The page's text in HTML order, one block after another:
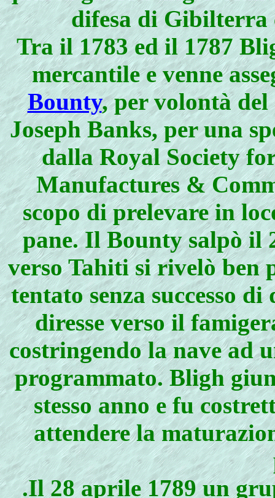
difesa di Gibilterra
Tra il 1783 ed il 1787
mercantile e venne
Bounty, per volontà
Joseph Banks, per una
dalla Royal Society
Manufactures &
scopo di prelevare in
pane. Il Bounty salpò il
verso Tahiti si rivelò ben
tentato senza successo
diresse verso il
costringendo la nave ad
programmato. Bligh
stesso anno e fu
attendere la
.Il 28 aprile 1789 un